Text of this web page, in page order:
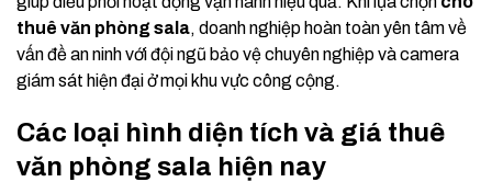
thuê văn phòng sala, doanh nghiệp hoàn toàn yên tâm về
vấn đề an ninh với đội ngũ bảo vệ chuyên nghiệp và camera
giám sát hiện đại ở mọi khu vực công cộng.
Các loại hình diện tích và giá thuê
văn phòng sala hiện nay